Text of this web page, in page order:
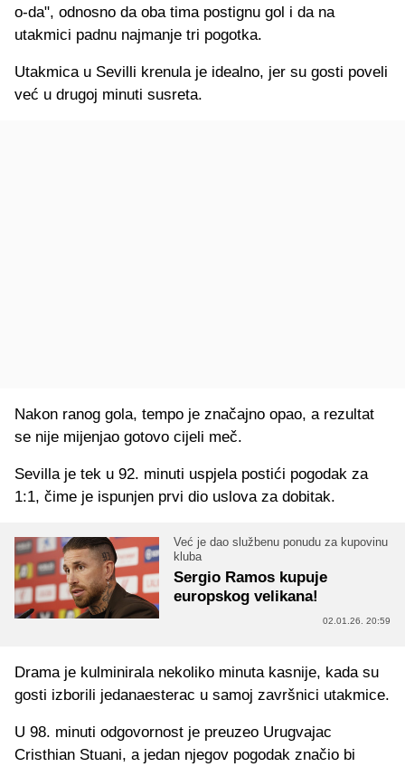
o-da", odnosno da oba tima postignu gol i da na
utakmici padnu najmanje tri pogotka.
Utakmica u Sevilli krenula je idealno, jer su gosti poveli
već u drugoj minuti susreta.
Nakon ranog gola, tempo je značajno opao, a rezultat
se nije mijenjao gotovo cijeli meč.
Sevilla je tek u 92. minuti uspjela postići pogodak za
1:1, čime je ispunjen prvi dio uslova za dobitak.
Već je dao službenu ponudu za kupovinu
kluba
Sergio Ramos kupuje
europskog velikana!
02.01.26. 20:59
Drama je kulminirala nekoliko minuta kasnije, kada su
gosti izborili jedanaesterac u samoj završnici utakmice.
U 98. minuti odgovornost je preuzeo Urugvajac
Cristhian Stuani, a jedan njegov pogodak značio bi